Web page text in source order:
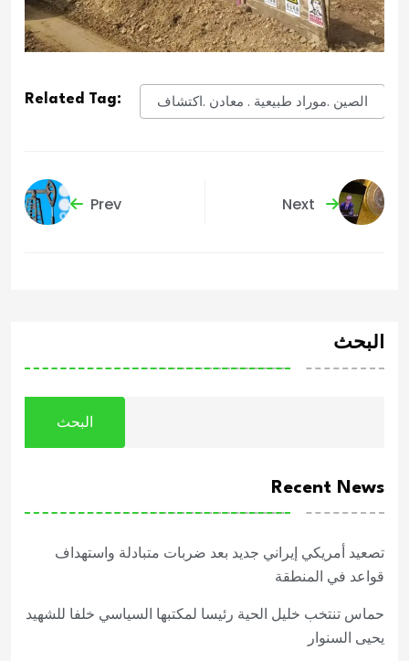
Related Tag: الصين .موراد طبيعية . معادن .اكتشاف
Prev Next
البحث
البحث
Recent News
تصعيد أمريكي إيراني جديد بعد ضربات متبادلة واستهداف
قواعد في المنطقة
حماس تنتخب خليل الحية رئيسا لمكتبها السياسي خلفا للشهيد
يحيى السنوار